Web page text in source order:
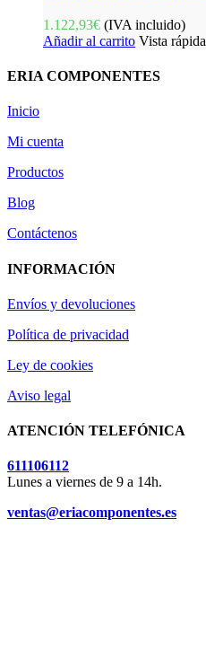
1.122,93€ (IVA incluido)
Añadir al carrito Vista rápida
ERIA COMPONENTES
Inicio
Mi cuenta
Productos
Blog
Contáctenos
INFORMACIÓN
Envíos y devoluciones
Política de privacidad
Ley de cookies
Aviso legal
ATENCIÓN TELEFÓNICA
611106112
Lunes a viernes de 9 a 14h.
ventas@eriacomponentes.es